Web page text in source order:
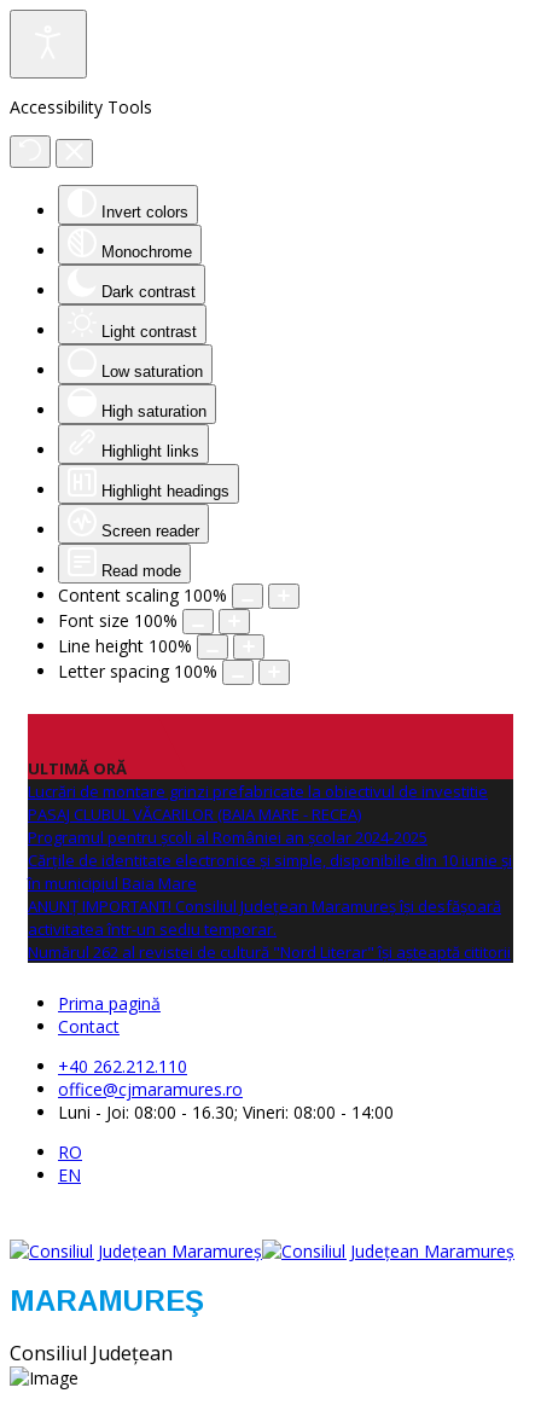
Accessibility Tools
Invert colors
Monochrome
Dark contrast
Light contrast
Low saturation
High saturation
Highlight links
Highlight headings
Screen reader
Read mode
Content scaling 100%
Font size 100%
Line height 100%
Letter spacing 100%
ULTIMĂ ORĂ
Lucrări de montare grinzi prefabricate la obiectivul de investitie
PASAJ CLUBUL VĂCARILOR (BAIA MARE - RECEA)
Programul pentru școli al României an școlar 2024-2025
Cărțile de identitate electronice și simple, disponibile din 10 iunie și
în municipiul Baia Mare
ANUNŢ IMPORTANT! Consiliul Județean Maramureș își desfășoară
activitatea într-un sediu temporar.
Numărul 262 al revistei de cultură "Nord Literar" își așteaptă cititorii
Prima pagină
Contact
+40 262.212.110
office@cjmaramures.ro
Luni - Joi: 08:00 - 16.30; Vineri: 08:00 - 14:00
RO
EN
MARAMUREŞ
Consiliul Judeţean